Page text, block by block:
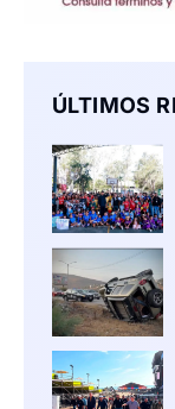
ÚLTIMOS